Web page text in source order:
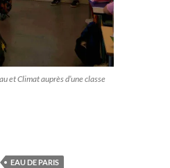
et Climat auprès d’une classe
se jettent à l’eau
EAU DE PARIS